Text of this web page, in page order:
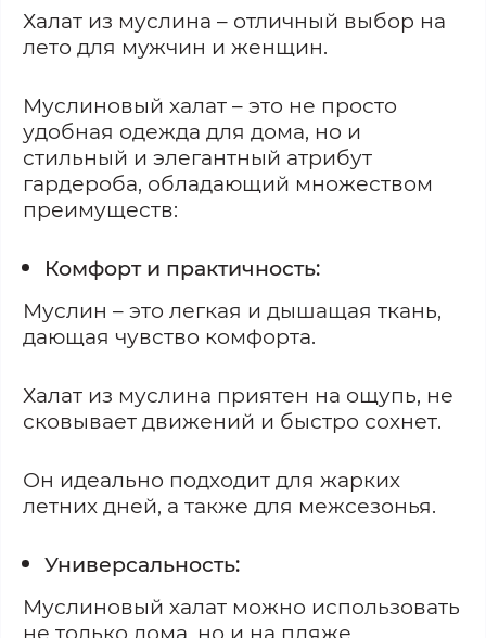
Халат из муслина – отличный выбор на
лето для мужчин и женщин.
Муслиновый халат – это не просто
удобная одежда для дома, но и
стильный и элегантный атрибут
гардероба, обладающий множеством
преимуществ:
Комфорт и практичность:
Муслин – это легкая и дышащая ткань,
дающая чувство комфорта.
Халат из муслина приятен на ощупь, не
сковывает движений и быстро сохнет.
Он идеально подходит для жарких
летних дней, а также для межсезонья.
Универсальность:
Муслиновый халат можно использовать
не только дома, но и на пляже,